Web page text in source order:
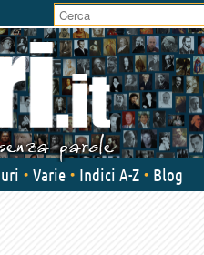
User
area
Varie Indici A-Z Blog